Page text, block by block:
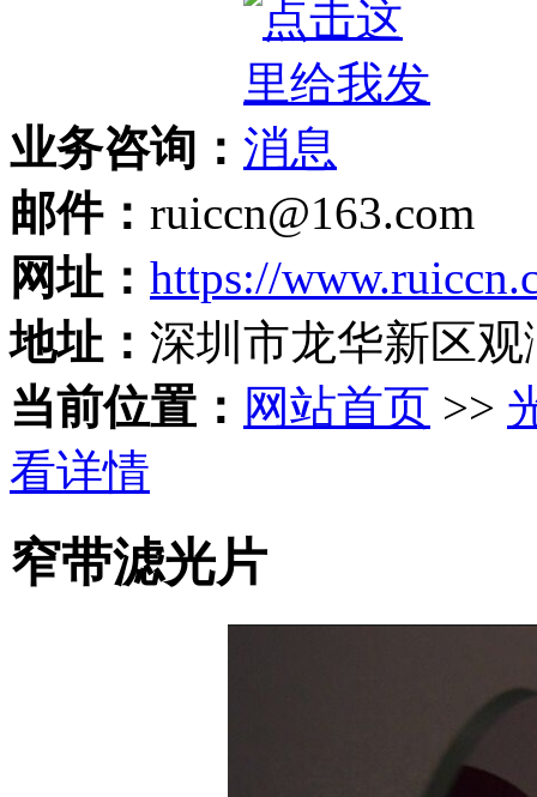
业务咨询：
邮件： ruiccn@163.com
网址： https://
地址： 深圳市龙华新区
当前位置： 网站首页 >>
看详情
窄带滤光片